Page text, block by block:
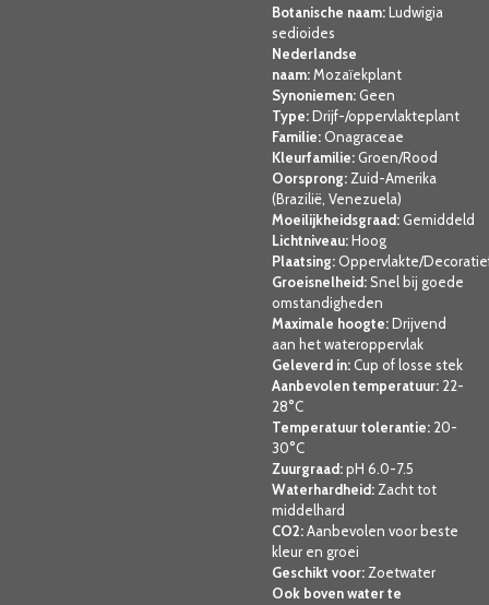
Botanische naam:Ludwigia
sedioides
Nederlandse
naam:Mozaïekplant
Synoniemen: Geen
Type:Drijf-/oppervlakteplant
Familie: Onagraceae
Kleurfamilie: Groen/Rood
Oorsprong: Zuid-Amerika
(Brazilië, Venezuela)
Moeilijkheidsgraad: Gemiddeld
Lichtniveau:Hoog
Plaatsing: Oppervlakte/
Groeisnelheid:Snel bij goede
omstandigheden
Maximale hoogte:Drijvend
aan het wateroppervlak
Geleverd in: Cup of losse stek
Aanbevolen temperatuur: 22-
28°C
Temperatuur tolerantie: 20-
30°C
Zuurgraad:pH 6.0-7.5
Waterhardheid: Zacht tot
middelhard
CO2:Aanbevolen voor beste
kleur en groei
Geschikt voor: Zoetwater
Ook boven water te